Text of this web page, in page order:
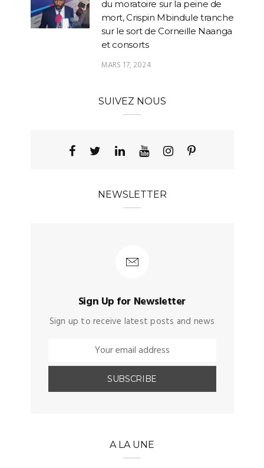
du moratoire sur la peine de
mort, Crispin Mbindule tranche
sur le sort de Corneille Naanga
et consorts
MARS 17, 2024
SUIVEZ NOUS
NEWSLETTER
Sign Up for Newsletter
Sign up to receive latest posts and news
A LA UNE